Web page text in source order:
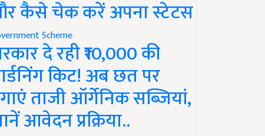
कैसे चेक करें अपना स्टेटस
Scheme
दे रही ₹10,000 की
किट! अब छत पर
ताजी ऑर्गेनिक सब्जियां,
आवेदन प्रक्रिया..